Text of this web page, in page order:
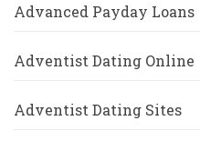
Advanced Payday Loans
Adventist Dating Online
Adventist Dating Sites